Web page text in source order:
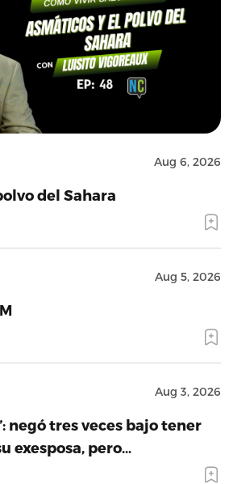
Aug 6, 2026
del Sahara
Aug 5, 2026
Aug 3, 2026
negó tres veces bajo tener
exesposa, pero…